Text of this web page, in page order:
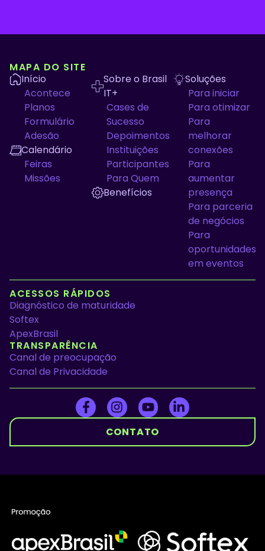
MAPA DO SITE
Início
Acontece
Planos
Formulário
Adesão
Calendário
Feiras
Missões
Sobre o Brasil
IT+
Cases de
Sucesso
Depoimentos
Instituições
Participantes
Para Quem
Benefícios
Soluções
Para iniciar
Para otimizar
Para
melhorar
conexões
Para
aumentar
presença
Para parceria
de negócios
Para
oportunidades
em eventos
ACESSOS RÁPIDOS
Diagnóstico de maturidade
Softex
ApexBrasil
TRANSPARÊNCIA
Canal de preocupação
Canal de Privacidade
CONTATO